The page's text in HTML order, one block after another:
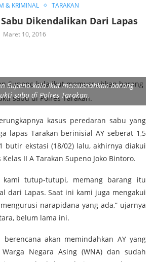
& KRIMINAL TARAKAN
Dikendalikan Dari Lapas
Maret 10, 2016
Supeno kala ikut memusnahkan barang
sabu di Polres Tarakan.
kasus peredaran sabu yang
lapas Tarakan berinisial AY seberat 1,5
butir ekstasi (18/02) lalu, akhirnya diakui
II A Tarakan Supeno Joko Bintoro.
kami tutup-tutupi, memang barang itu
dari Lapas. Saat ini kami juga mengakui
narapidana yang ada,” ujarnya
belum lama ini.
berencana akan memindahkan AY yang
Negara Asing (WNA) dan sudah